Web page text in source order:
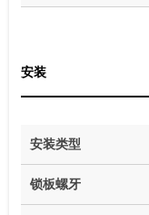
安装
安装类型
锁板螺牙